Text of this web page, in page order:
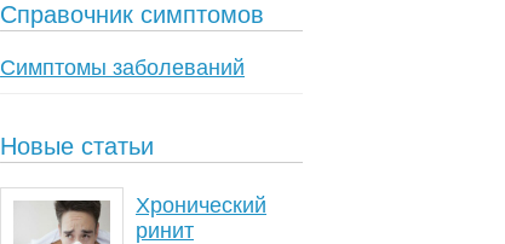
Справочник симптомов
Симптомы заболеваний
Новые статьи
Хронический
ринит